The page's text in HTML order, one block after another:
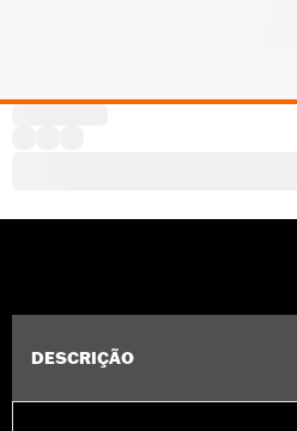
DESCRIÇÃO